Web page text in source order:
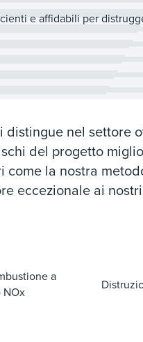
e affidabili per
nel settore
del progetto
la nostra
eccezionale ai
a
NOx